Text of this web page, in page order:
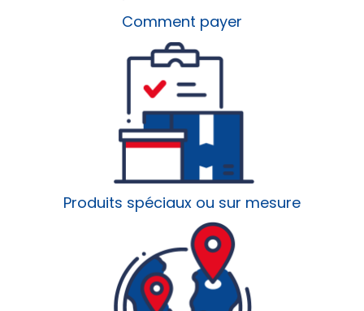
Comment payer
Produits spéciaux ou sur mesure